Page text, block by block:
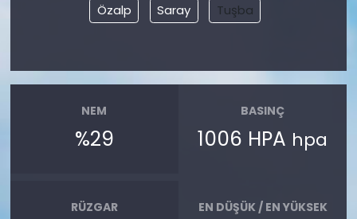
Özalp
Saray Tuşba
NEM
%29
BASINÇ
1006 HPA hpa
RÜZGAR EN DÜŞÜK / EN YÜKSEK